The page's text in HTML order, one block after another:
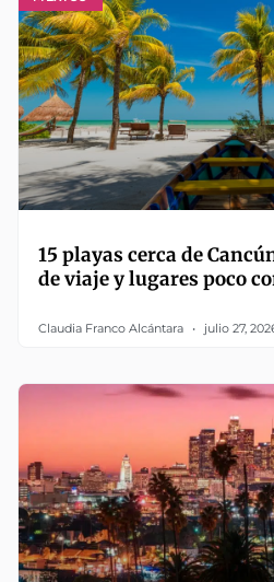
15 playas cerca de
de viaje y lugares poco
Claudia Franco Alcántara julio 27,